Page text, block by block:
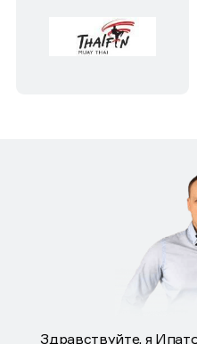
Здравствуйте, я